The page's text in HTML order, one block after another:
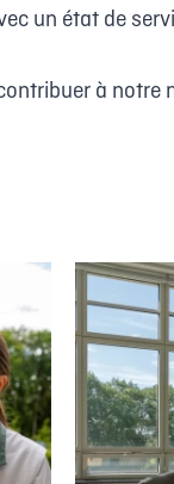
un état de
à notre